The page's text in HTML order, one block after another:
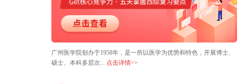
广州医学院创办于1958年，是一所以医学为优势和特色，开展博士、
硕士、本科多层次...
点击详情>>